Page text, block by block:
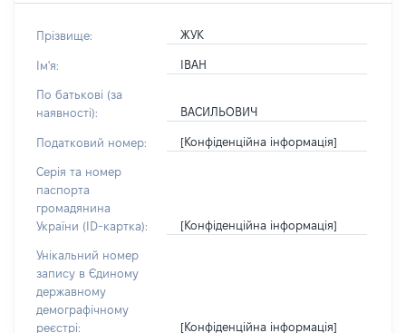
Прізвище: ЖУК
Ім'я: ІВАН
По батькові (за
наявності):
ВАСИЛЬОВИЧ
Податковий номер: [Конфіденційна інформація]
Серія та номер
паспорта
громадянина
України (ID-картка):
[Конфіденційна інформація]
Унікальний номер
запису в Єдиному
державному
демографічному
реєстрі:
[Конфіденційна інформація]